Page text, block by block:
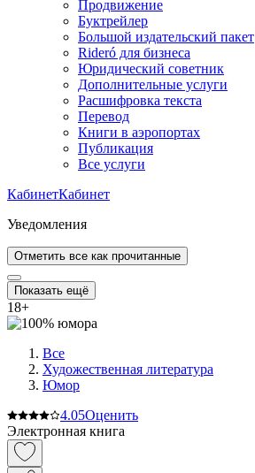
Продвижение
Буктрейлер
Большой издательский пакет
Rideró для бизнеса
Юридический советник
Дополнительные услуги
Расшифровка текста
Перевод
Книги в аэропортах
Публикация
Все услуги
КабинетКабинет
Уведомления
Отметить все как прочитанные
Показать ещё
18+
Все
Художественная литература
Юмор
4.05Оценить
Электронная книга